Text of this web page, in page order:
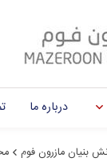
درباره ما
بنیان مازرون فوم